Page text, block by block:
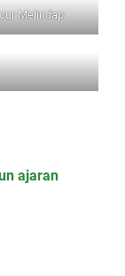
Melindap
ajaran